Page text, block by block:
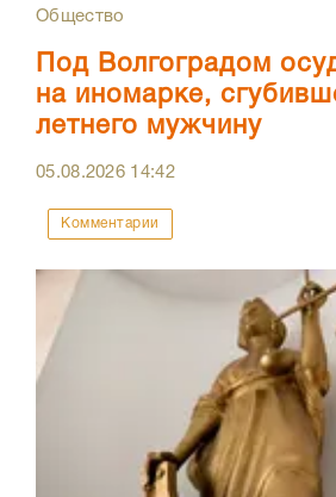
Общество
Под Волгоградом
на иномарке,
летнего мужчину
05.08.2026 14:42
Комментарии